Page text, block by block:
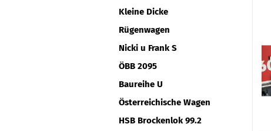
Kleine Dicke
Rügenwagen
Nicki u Frank S
ÖBB 2095
Baureihe U
Österreichische Wagen
HSB Brockenlok 99.2